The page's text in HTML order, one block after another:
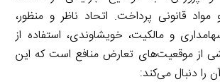
قانونی پرداخت. اتحاد ناظر و منظور،
و مالکیت، خویشاوندی، استفاده از
از موقعیت‌‌های تعارض منافع است که این
را دنبال می‌کند: